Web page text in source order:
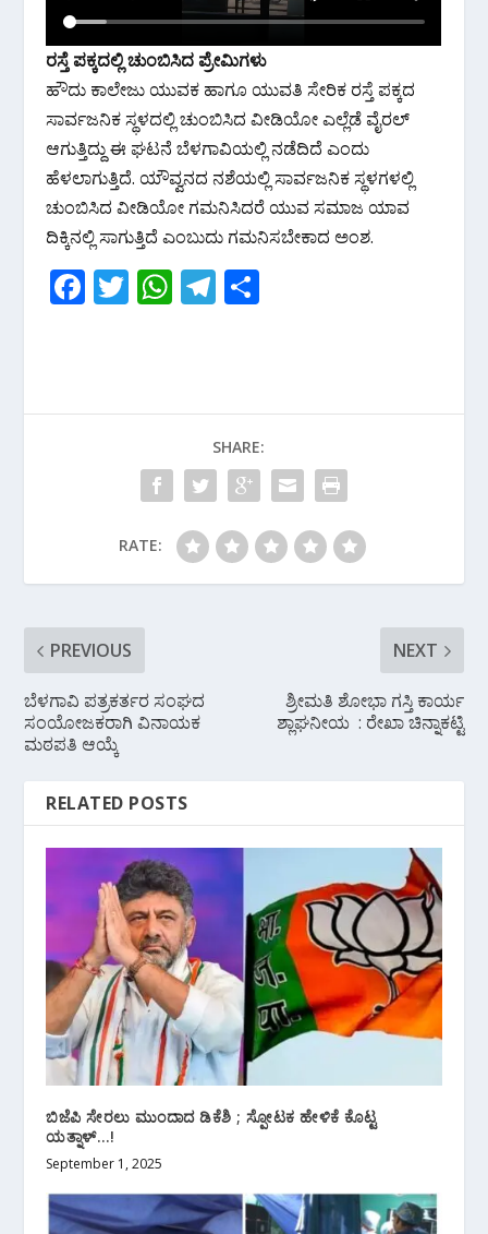
ರಸ್ತೆ ಪಕ್ಕದಲ್ಲಿ ಚುಂಬಿಸಿದ ಪ್ರೇಮಿಗಳು
ಹೌದು ಕಾಲೇಜು ಯುವಕ ಹಾಗೂ ಯುವತಿ ಸೇರಿಕ ರಸ್ತೆ ಪಕ್ಕದ
ಸಾರ್ವಜನಿಕ ಸ್ಥಳದಲ್ಲಿ ಚುಂಬಿಸಿದ ವೀಡಿಯೋ ಎಲ್ಲೆಡೆ ವೈರಲ್
ಆಗುತ್ತಿದ್ದು ಈ ಘಟನೆ ಬೆಳಗಾವಿಯಲ್ಲಿ ನಡೆದಿದೆ ಎಂದು
ಹೆಳಲಾಗುತ್ತಿದೆ. ಯೌವ್ವನದ ನಶೆಯಲ್ಲಿ ಸಾರ್ವಜನಿಕ ಸ್ಥಳಗಳಲ್ಲಿ
ಚುಂಬಿಸಿದ ವೀಡಿಯೋ ಗಮನಿಸಿದರೆ ಯುವ ಸಮಾಜ ಯಾವ
ದಿಕ್ಕಿನಲ್ಲಿ ಸಾಗುತ್ತಿದೆ ಎಂಬುದು ಗಮನಿಸಬೇಕಾದ ಅಂಶ.
F
o
T W
A
p
p
T
a
m
SHARE:
RATE:
PREVIOUS
ಬೆಳಗಾವಿ ಪತ್ರಕರ್ತರ ಸಂಘದ
ಸಂಯೋಜಕರಾಗಿ ವಿನಾಯಕ
ಮಠಪತಿ ಆಯ್ಕೆ
NEXT
ಶ್ರೀಮತಿ ಶೋಭಾ ಗಸ್ತಿ ಕಾರ್ಯ
ಶ್ಲಾಘನೀಯ : ರೇಖಾ ಚಿನ್ನಾಕಟ್ಟಿ
RELATED POSTS
ಬಿಜೆಪಿ ಸೇರಲು ಮುಂದಾದ ಡಿಕೆಶಿ ; ಸ್ಪೋಟಕ ಹೇಳಿಕೆ ಕೊಟ್ಟ
ಯತ್ನಾಳ್…!
September 1, 2025